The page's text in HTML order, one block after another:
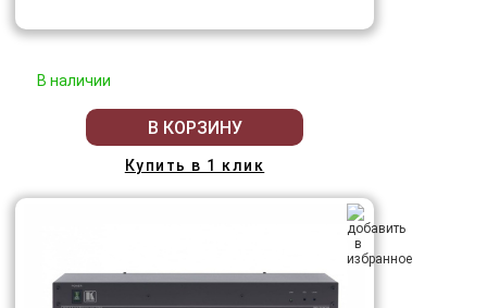
В наличии
В КОРЗИНУ
Купить в 1 клик